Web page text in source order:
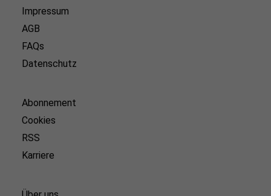
Impressum
AGB
FAQs
Datenschutz
Abonnement
Cookies
RSS
Karriere